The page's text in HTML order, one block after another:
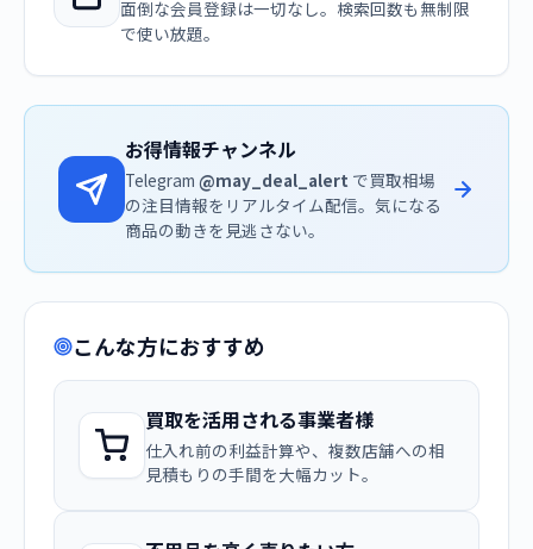
面倒な会員登録は一切なし。検索回数も無制限
で使い放題。
お得情報チャンネル
Telegram @may_deal_alert で買取相場
の注目情報をリアルタイム配信。気になる
商品の動きを見逃さない。
こんな方におすすめ
買取を活用される事業者様
仕入れ前の利益計算や、複数店舗への相
見積もりの手間を大幅カット。